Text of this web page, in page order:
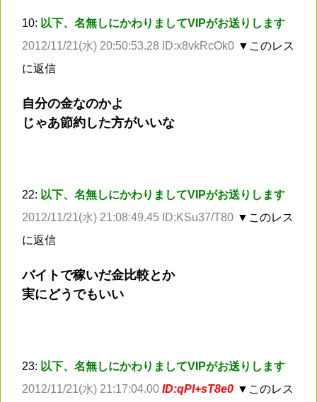
10: 以下、名無しにかわりましてVIPがお送りします
2012/11/21(水) 20:50:53.28 ID:x8vkRcOk0 ▼このレス
に返信
自分の金なのかよ
じゃあ節約した方がいいな
22: 以下、名無しにかわりましてVIPがお送りします
2012/11/21(水) 21:08:49.45 ID:KSu37/T80 ▼このレス
に返信
バイトで稼いだ金比較とか
実にどうでもいい
23: 以下、名無しにかわりましてVIPがお送りします
2012/11/21(水) 21:17:04.00 ID:qPl+sT8e0 ▼このレス